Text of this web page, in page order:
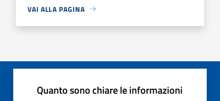
VAI ALLA PAGINA
Quanto sono chiare le informazioni